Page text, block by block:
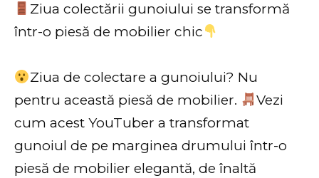
Ziua colectării gunoiului se transformă
într-o piesă de mobilier chic
Ziua de colectare a gunoiului? Nu
pentru această piesă de mobilier.
Vezi
cum acest YouTuber a transformat
gunoiul de pe marginea drumului într-o
piesă de mobilier elegantă, de înaltă